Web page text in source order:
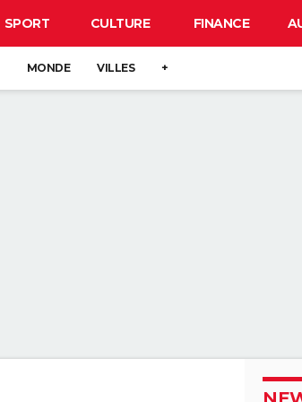
SPORT CULTURE FINANCE
MONDE VILLES +